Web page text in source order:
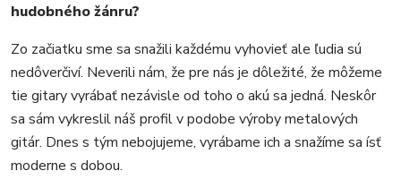
hudobného žánru?
Zo začiatku sme sa snažili každému vyhovieť ale ľudia sú
nedôverčiví. Neverili nám, že pre nás je dôležité, že môžeme
tie gitary vyrábať nezávisle od toho o akú sa jedná. Neskôr
sa sám vykreslil náš profil v podobe výroby metalových
gitár. Dnes s tým nebojujeme, vyrábame ich a snažíme sa ísť
moderne s dobou.